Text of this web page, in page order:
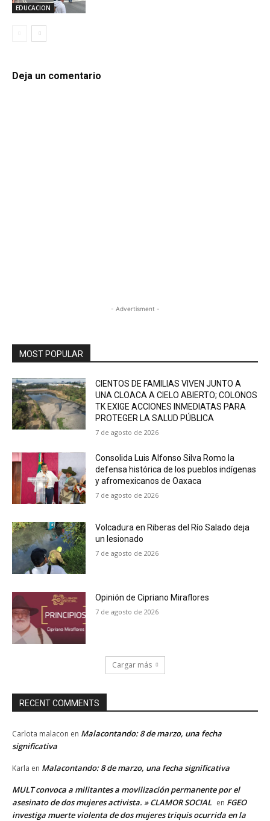
EDUCACION
Deja un comentario
- Advertisment -
MOST POPULAR
CIENTOS DE FAMILIAS VIVEN JUNTO A
UNA CLOACA A CIELO ABIERTO; COLONOS
TK EXIGE ACCIONES INMEDIATAS PARA
PROTEGER LA SALUD PÚBLICA
7 de agosto de 2026
Consolida Luis Alfonso Silva Romo la
defensa histórica de los pueblos indígenas
y afromexicanos de Oaxaca
7 de agosto de 2026
Volcadura en Riberas del Río Salado deja
un lesionado
7 de agosto de 2026
Opinión de Cipriano Miraflores
7 de agosto de 2026
Cargar más
RECENT COMMENTS
Carlota malacon en Malacontando: 8 de marzo, una fecha
significativa
Karla en Malacontando: 8 de marzo, una fecha significativa
MULT convoca a militantes a movilización permanente por el
asesinato de dos mujeres activista. » CLAMOR SOCIAL en FGEO
investiga muerte violenta de dos mujeres triquis ocurrida en la